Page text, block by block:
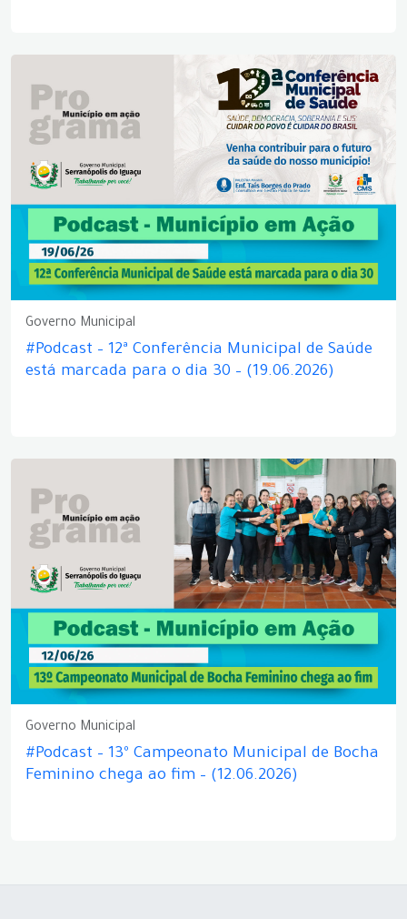
Governo Municipal
#Podcast – 12ª Conferência Municipal de Saúde
está marcada para o dia 30 – (19.06.2026)
Governo Municipal
#Podcast – 13º Campeonato Municipal de Bocha
Feminino chega ao fim – (12.06.2026)